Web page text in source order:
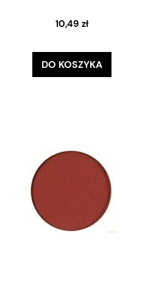
10,49 zł
DO KOSZYKA